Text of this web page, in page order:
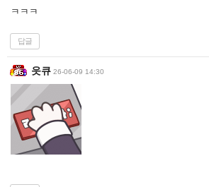
ㅋㅋㅋ
답글
읏큐 26-06-09 14:30